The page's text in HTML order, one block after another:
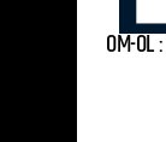
OM-